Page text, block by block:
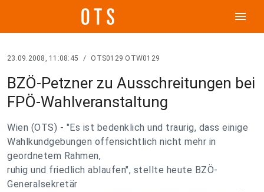
menu
23.09.2008, 11:08:45 / OTS0129 OTW0129
BZÖ-Petzner zu Ausschreitungen bei
FPÖ-Wahlveranstaltung
Wien (OTS) - "Es ist bedenklich und traurig, dass einige
Wahlkundgebungen offensichtlich nicht mehr in
geordnetem Rahmen,
ruhig und friedlich ablaufen", stellte heute BZÖ-
Generalsekretär